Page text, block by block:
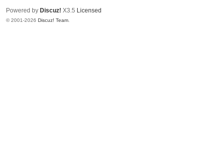
Powered by Discuz! X3.5 Licensed
© 2001-2026 Discuz! Team